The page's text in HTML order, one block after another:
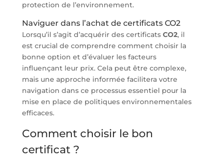
protection de l’environnement.
Naviguer dans l’achat de certificats CO2
Lorsqu’il s’agit d’acquérir des certificats CO2, il
est crucial de comprendre comment choisir la
bonne option et d’évaluer les facteurs
influençant leur prix. Cela peut être complexe,
mais une approche informée facilitera votre
navigation dans ce processus essentiel pour la
mise en place de politiques environnementales
efficaces.
Comment choisir le bon
certificat ?